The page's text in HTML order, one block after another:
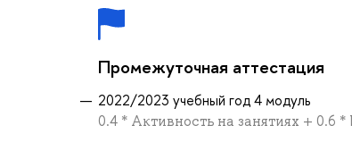
Промежуточная аттестация
2022/2023 учебный год 4 модуль
0.4 * Активность на занятиях + 0.6 *